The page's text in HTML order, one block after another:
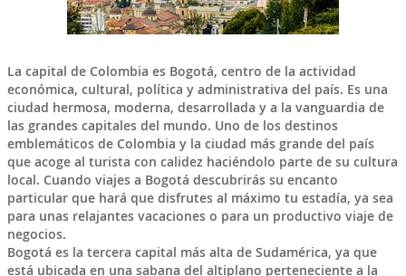
La capital de Colombia es Bogotá, centro de la actividad
económica, cultural, política y administrativa del país. Es una
ciudad hermosa, moderna, desarrollada y a la vanguardia de
las grandes capitales del mundo. Uno de losdestinos
emblemáticos de Colombia y la ciudad más grande del país
que acoge al turista con calidez haciéndolo parte de su cultura
local. Cuando viajes a Bogotá descubrirás su encanto
particular que hará que disfrutes al máximo tu estadía, ya sea
para unasrelajantes vacacioneso para un productivo viaje de
negocios.
Bogotá es la tercera capital más alta de Sudamérica, ya que
está ubicada en una sabana del altiplano perteneciente a la